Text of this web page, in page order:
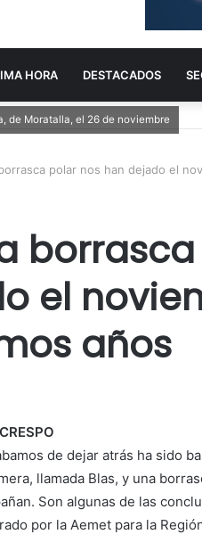
HORA DESTACADOS
de Moratalla, el 26 de noviembre
borrasca polar nos han dejado el
el
años
de dejar atrás ha sido
llamada Blas, y una
Son algunas de las
por la Aemet para la